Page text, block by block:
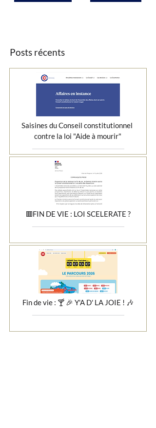
Posts récents
Saisines du Conseil constitutionnel
contre la loi "Aide à mourir"
🟥FIN DE VIE : LOI SCELERATE ?
Fin de vie : 🍸 🎉 Y'A D' LA JOIE ! 🎶